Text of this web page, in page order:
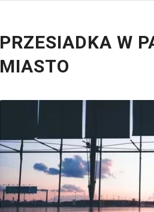
PRZESIADKA W
MIASTO